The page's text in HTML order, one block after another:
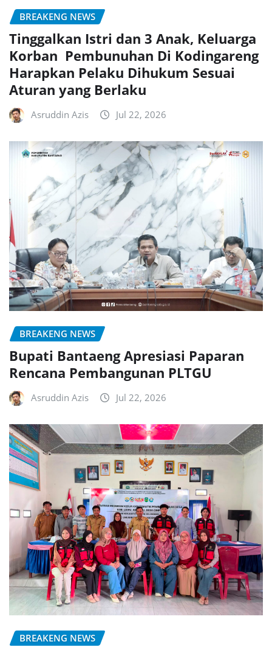
BREAKENG NEWS
Tinggalkan Istri dan 3 Anak, Keluarga
Korban Pembunuhan Di Kodingareng
Harapkan Pelaku Dihukum Sesuai
Aturan yang Berlaku
Asruddin Azis Jul 22, 2026
BREAKENG NEWS
Bupati Bantaeng Apresiasi Paparan
Rencana Pembangunan PLTGU
Asruddin Azis Jul 22, 2026
BREAKENG NEWS